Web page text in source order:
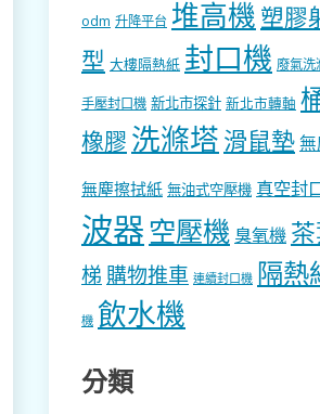
odm 升降平台 堆高機 塑膠
型 大樓隔熱紙 封口機 廢氣洗
手壓封口機 新北市探針 新北市轉軸
橡膠 洗滌塔 滑鼠墊
無塵擦拭紙 無油式空壓機 真空封
波器 空壓機 臭氧機
梯 購物推車 連續封口機 隔熱
機 飲水機
分類